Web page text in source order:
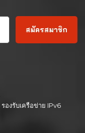
รองรับเครือข่าย IPv6